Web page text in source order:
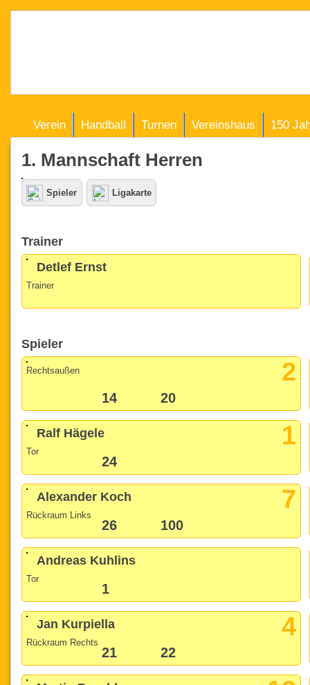
Verein Handball Turnen Vereinshaus 150
1. Mannschaft Herren
Spieler Ligakarte
Trainer
Detlef Ernst
Trainer
Spieler
2
Rechtsaußen
14 20
1
Ralf Hägele
Tor
24
7
Alexander Koch
Rückraum Links
26 100
Andreas Kuhlins
Tor
1
4
Jan Kurpiella
Rückraum Rechts
21 22